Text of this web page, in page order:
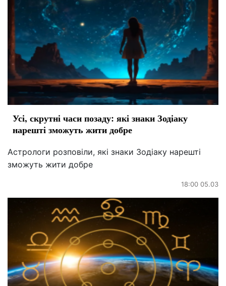
Усі, скрутні часи позаду: які знаки Зодіаку
нарешті зможуть жити добре
Астрологи розповіли, які знаки Зодіаку нарешті
зможуть жити добре
18:00 05.03